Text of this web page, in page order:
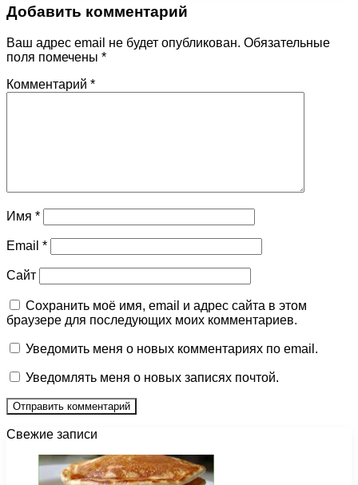
Добавить комментарий
Ваш адрес email не будет опубликован. Обязательные
поля помечены *
Комментарий *
Имя *
Email *
Сайт
Сохранить моё имя, email и адрес сайта в этом
браузере для последующих моих комментариев.
Уведомить меня о новых комментариях по email.
Уведомлять меня о новых записях почтой.
Свежие записи